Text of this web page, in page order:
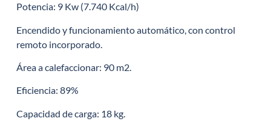
Potencia: 9 Kw (7.740 Kcal/h)
Encendido y funcionamiento automático, con control
remoto incorporado.
Área a calefaccionar: 90 m2.
Eficiencia: 89%
Capacidad de carga: 18 kg.